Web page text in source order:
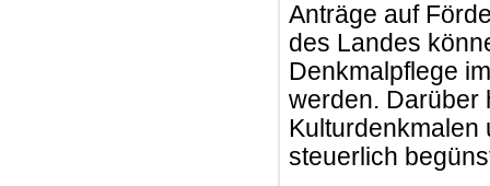
Anträge auf
des Landes
Denkmalpflege
werden. Darüber
steuerlich